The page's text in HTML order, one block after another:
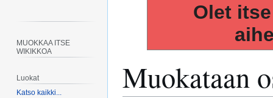
Olet
Muokataan
MUOKKAA ITSE
WIKIKKOA
Luokat
Katso kaikki...